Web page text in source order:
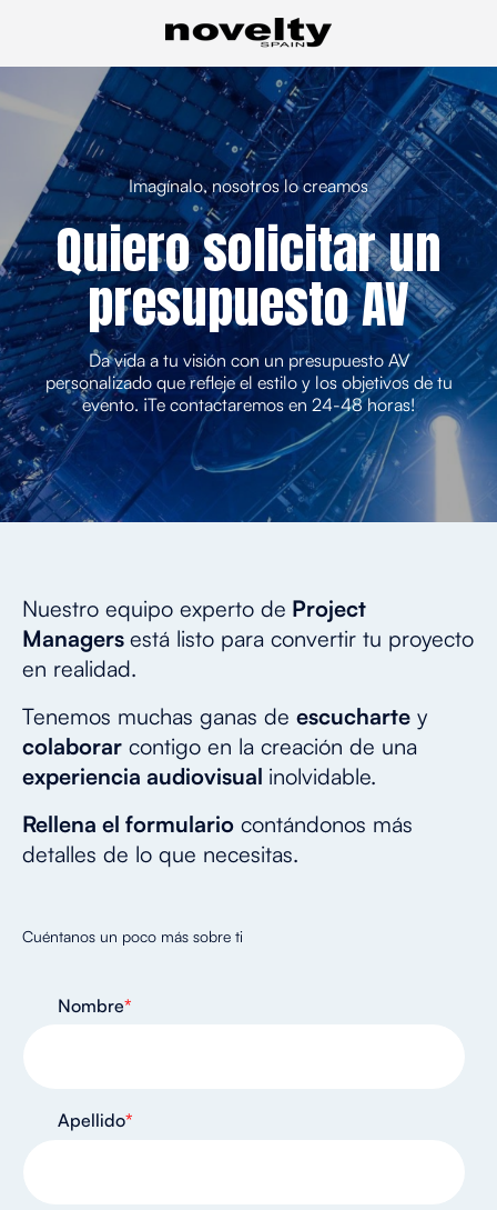
Imagínalo, nosotros lo creamos
Quiero solicitar un
presupuesto AV
Da vida a tu visión con un presupuesto AV
personalizado que refleje el estilo y los objetivos de tu
evento. ¡Te contactaremos en 24-48 horas!
Nuestro equipo experto de Project
Managers está listo para convertir tu proyecto
en realidad.
Tenemos muchas ganas de escucharte y
colaborar contigo en la creación de una
experiencia audiovisual inolvidable.
Rellena el formulario contándonos más
detalles de lo que necesitas.
Cuéntanos un poco más sobre ti
Nombre*
Apellido*